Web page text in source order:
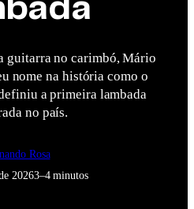
guitarra no carimbó, Mário
nome na história como o
a primeira lambada
no país.
Rosa
20263–4 minutos